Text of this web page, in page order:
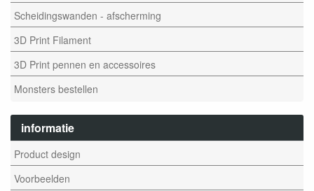
Scheidingswanden - afscherming
3D Print Filament
3D Print pennen en accessoires
Monsters bestellen
informatie
Product design
Voorbeelden